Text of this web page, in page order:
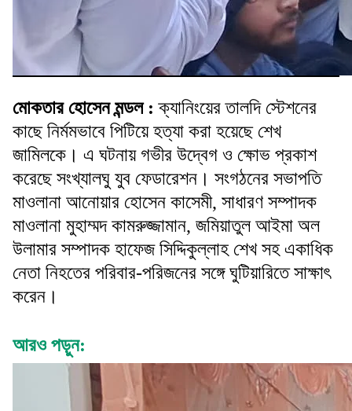
মোকতার হোসেন মন্ডল :ক্যানিংয়ের তালদি স্টেশনের
কাছে নির্মমভাবে পিটিয়ে হত্যা করা হয়েছে শেখ
জামিলকে। এ ঘটনায় গভীর উদ্বেগ ও ক্ষোভ প্রকাশ
করেছে সংখ্যালঘু যুব ফেডারেশন। সংগঠনের সভাপতি
মাওলানা আনোয়ার হোসেন কাসেমী, সাধারণ সম্পাদক
মাওলানা মুহাম্মদ কামরুজ্জামান, জমিয়াতুল আইমা অল
উলামার সম্পাদক হাফেজ সিদ্দিকুল্লাহ শেখ সহ একাধিক
নেতা নিহতের পরিবার-পরিজনের সঙ্গে ঘুটিয়ারিতে সাক্ষাৎ
করেন।
আরও পড়ুন: